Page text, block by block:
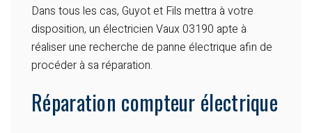
Dans tous les cas, Guyot et Fils mettra à votre
disposition, un électricien Vaux 03190 apte à
réaliser une recherche de panne électrique afin de
procéder à sa réparation.
Réparation compteur électrique